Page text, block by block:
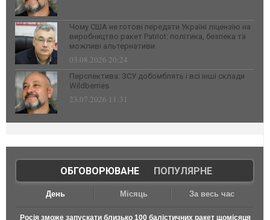
Чому США не готові передати Україні ліцензію на
виробництво ракет Patriot: політика, безпека та
можливі альтернативи
03.08.2026 20:24
Перспектива: ЗСУ добомблять і всі інші склади
Wildberries
23.07.2026 11:31
ОБГОВОРЮВАНЕ| ПОПУЛЯРНЕ
День Місяць За весь час
Росія зможе запускати близько 100 балістичних ракет щомісяця